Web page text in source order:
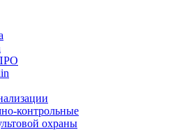
контрольные
охраны